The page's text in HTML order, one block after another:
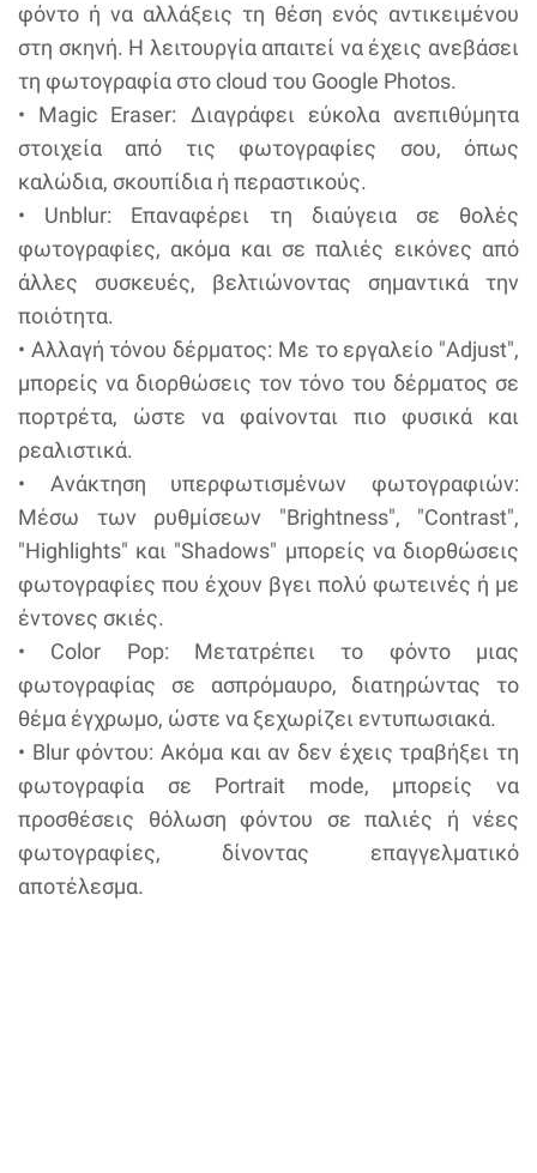
φόντο ή να αλλάξεις τη θέση ενός αντικειμένου
στη σκηνή. Η λειτουργία απαιτεί να έχεις ανεβάσει
τη φωτογραφία στο cloud του Google Photos.
• Magic Eraser: Διαγράφει εύκολα ανεπιθύμητα
στοιχεία από τις φωτογραφίες σου, όπως
καλώδια, σκουπίδια ή περαστικούς.
• Unblur: Επαναφέρει τη διαύγεια σε θολές
φωτογραφίες, ακόμα και σε παλιές εικόνες από
άλλες συσκευές, βελτιώνοντας σημαντικά την
ποιότητα.
• Αλλαγή τόνου δέρματος: Με το εργαλείο "Adjust",
μπορείς να διορθώσεις τον τόνο του δέρματος σε
πορτρέτα, ώστε να φαίνονται πιο φυσικά και
ρεαλιστικά.
• Ανάκτηση υπερφωτισμένων φωτογραφιών:
Μέσω των ρυθμίσεων "Brightness", "Contrast",
"Highlights" και "Shadows" μπορείς να διορθώσεις
φωτογραφίες που έχουν βγει πολύ φωτεινές ή με
έντονες σκιές.
• Color Pop: Μετατρέπει το φόντο μιας
φωτογραφίας σε ασπρόμαυρο, διατηρώντας το
θέμα έγχρωμο, ώστε να ξεχωρίζει εντυπωσιακά.
• Blur φόντου: Ακόμα και αν δεν έχεις τραβήξει τη
φωτογραφία σε Portrait mode, μπορείς να
προσθέσεις θόλωση φόντου σε παλιές ή νέες
φωτογραφίες, δίνοντας επαγγελματικό
αποτέλεσμα.